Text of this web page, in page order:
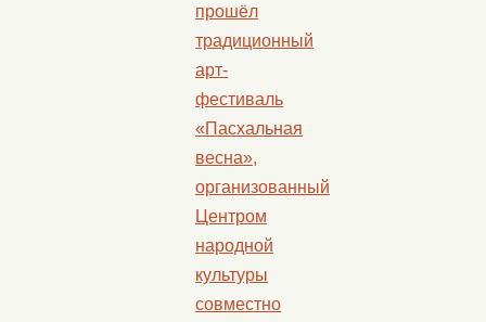
прошёл
традиционный
арт-
фестиваль
«Пасхальная
весна»,
организованный
Центром
народной
культуры
совместно